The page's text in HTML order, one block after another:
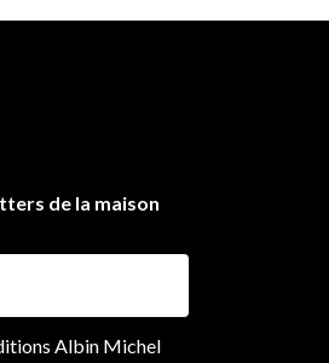
de la maison
Albin Michel